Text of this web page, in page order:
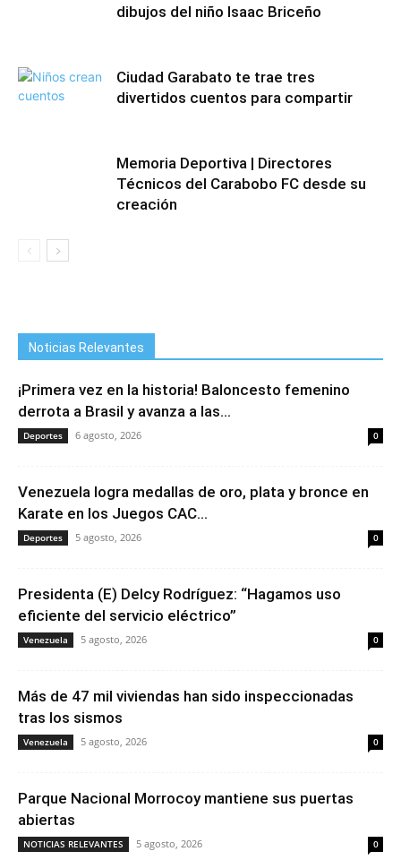
dibujos del niño Isaac Briceño
Ciudad Garabato te trae tres
divertidos cuentos para compartir
Memoria Deportiva | Directores
Técnicos del Carabobo FC desde su
creación
Noticias Relevantes
¡Primera vez en la historia! Baloncesto femenino
derrota a Brasil y avanza a las...
Deportes 6 agosto, 2026 0
Venezuela logra medallas de oro, plata y bronce en
Karate en los Juegos CAC...
Deportes 5 agosto, 2026 0
Presidenta (E) Delcy Rodríguez: “Hagamos uso
eficiente del servicio eléctrico”
Venezuela 5 agosto, 2026 0
Más de 47 mil viviendas han sido inspeccionadas
tras los sismos
Venezuela 5 agosto, 2026 0
Parque Nacional Morrocoy mantiene sus puertas
abiertas
NOTICIAS RELEVANTES 5 agosto, 2026 0